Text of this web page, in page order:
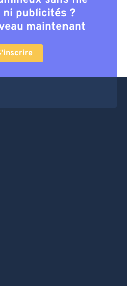
publicités ?
maintenant